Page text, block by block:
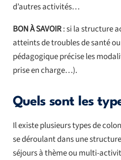
d’autres activités…
BON À SAVOIR: si la structure
atteints de troubles de santé
pédagogique précise les
prise en charge…).
Quels sont les
Il existe plusieurs types de
se déroulant dans une
séjours à thème ou multi-